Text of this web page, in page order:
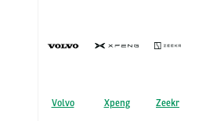
Volvo Xpeng Zeekr